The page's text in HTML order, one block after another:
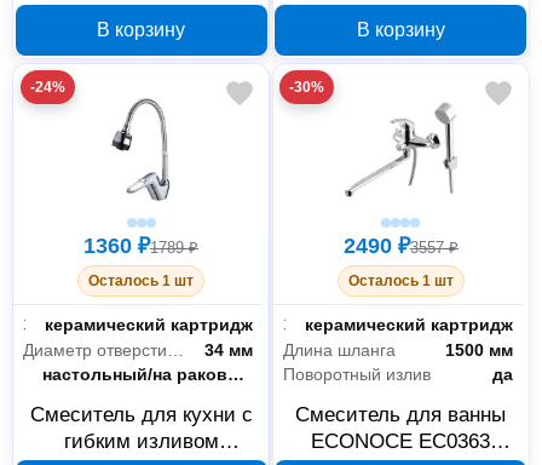
В корзину В корзину
-24%
1360 ₽1789 ₽
Осталось 1 шт
Запорный клапанкерамический картридж
34 мм
Тип установки
настольный/на раковину
Смеситель для кухни с
гибким изливом
-30%
2490 ₽3557 ₽
Осталось 1 шт
Запорный клапанкерамический картридж
Длина шланга
1500 мм
Поворотный излив
да
Смеситель для ванны
ECONOCE EC0363